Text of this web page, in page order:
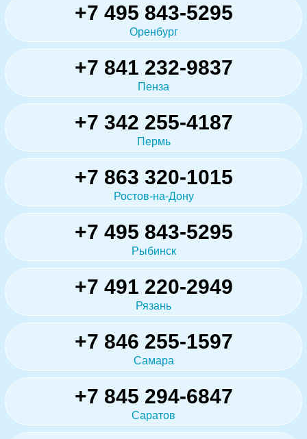
+7 495 843-5295
Оренбург
+7 841 232-9837
Пенза
+7 342 255-4187
Пермь
+7 863 320-1015
Ростов-на-Дону
+7 495 843-5295
Рыбинск
+7 491 220-2949
Рязань
+7 846 255-1597
Самара
+7 845 294-6847
Саратов